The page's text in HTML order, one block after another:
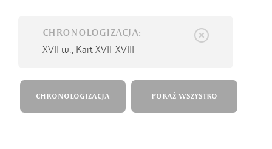
CHRONOLOGIZACJA:
XVII w., Kart XVII-XVIII
CHRONOLOGIZACJA POKAŻ WSZYSTKO